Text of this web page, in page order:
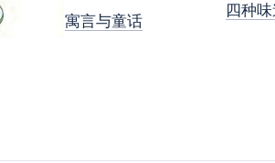
寓言与童话
四种